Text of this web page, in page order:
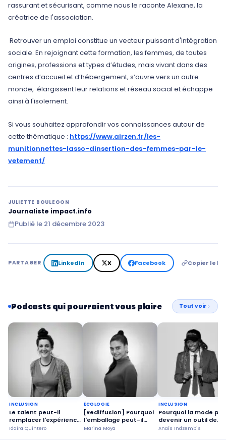
rassurant et sécurisant, comme nous le raconte Alexane, la
créatrice de l'association.
Retrouver un emploi constitue un vecteur puissant d'intégration
sociale. En rejoignant cette formation, les femmes, de toutes
origines, professions et types d’études, mais vivant dans des
centres d’accueil et d’hébergement, s’ouvre vers un autre
monde, élargissent leur relations et réseau social et échappe
ainsi à l'isolement.
Si vous souhaitez approfondir vos connaissances autour de
cette thématique : https://www.airzen.fr/les-
munitionnettes-lasso-dinsertion-des-femmes-par-le-
vetement/
JULIETTE BOULEGON
Journaliste impact.info
Publié le 21 décembre 2023
PARTAGER LinkedIn X Facebook Copier le
Podcasts qui pourraient vous plaire Tout voir
INCLUSION
Le talent peut-il
remplacer l'expérience
sur le marché du
Idaira Quintero
ÉCOLOGIE
[Rediffusion] Pourquoi
l'emballage peut-il
devenir un outil
Marina Moya
INCLUSION
Pourquoi la mode
devenir un outil de
confiance en soi ?
Anaïs Indzembis